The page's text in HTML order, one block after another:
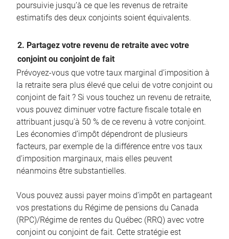
poursuivie jusqu’à ce que les revenus de retraite
estimatifs des deux conjoints soient équivalents.
2. Partagez votre revenu de retraite avec votre
conjoint ou conjoint de fait
Prévoyez-vous que votre taux marginal d’imposition à
la retraite sera plus élevé que celui de votre conjoint ou
conjoint de fait ? Si vous touchez un revenu de retraite,
vous pouvez diminuer votre facture fiscale totale en
attribuant jusqu’à 50 % de ce revenu à votre conjoint.
Les économies d’impôt dépendront de plusieurs
facteurs, par exemple de la différence entre vos taux
d’imposition marginaux, mais elles peuvent
néanmoins être substantielles.
Vous pouvez aussi payer moins d’impôt en partageant
vos prestations du Régime de pensions du Canada
(RPC)/Régime de rentes du Québec (RRQ) avec votre
conjoint ou conjoint de fait. Cette stratégie est